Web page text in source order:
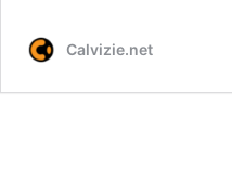
Calvizie.net